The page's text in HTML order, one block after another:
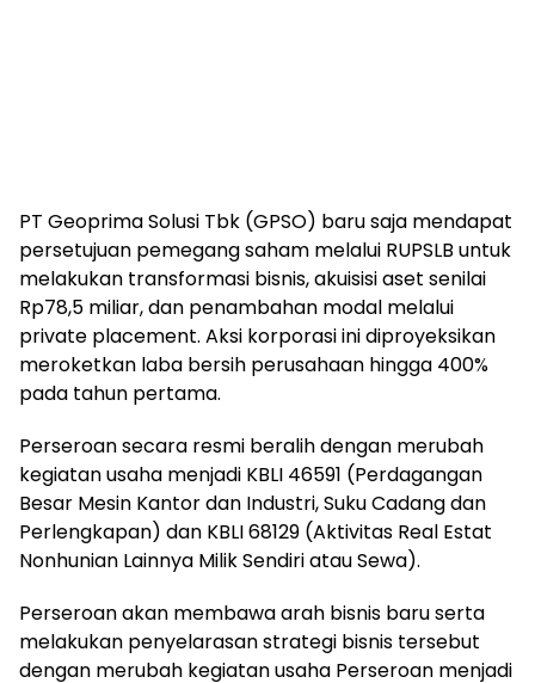
PT Geoprima Solusi Tbk (GPSO) baru saja mendapat
persetujuan pemegang saham melalui RUPSLB untuk
melakukan transformasi bisnis, akuisisi aset senilai
Rp78,5 miliar, dan penambahan modal melalui
private placement. Aksi korporasi ini diproyeksikan
meroketkan laba bersih perusahaan hingga 400%
pada tahun pertama.
Perseroan secara resmi beralih dengan merubah
kegiatan usaha menjadi KBLI 46591 (Perdagangan
Besar Mesin Kantor dan Industri, Suku Cadang dan
Perlengkapan) dan KBLI 68129 (Aktivitas Real Estat
Nonhunian Lainnya Milik Sendiri atau Sewa).
Perseroan akan membawa arah bisnis baru serta
melakukan penyelarasan strategi bisnis tersebut
dengan merubah kegiatan usaha Perseroan menjadi